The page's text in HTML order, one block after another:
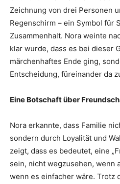
Zeichnung von drei Personen
Regenschirm – ein Symbol für
Zusammenhalt. Nora weinte
klar wurde, dass es bei dieser
märchenhaftes Ende ging,
Entscheidung, füreinander da
Eine Botschaft über
Nora erkannte, dass Familie
sondern durch Loyalität und
zeigt, dass es bedeutet, eine
sein, nicht wegzusehen, wenn
wenn es einfacher wäre. Trotz